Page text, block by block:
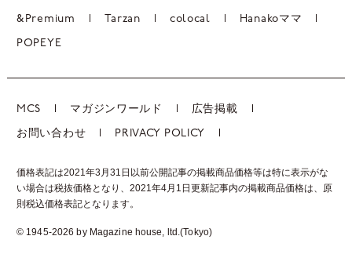
&Premium Tarzan colocal Hanakoママ
POPEYE
MCS マガジンワールド 広告掲載
お問い合わせ PRIVACY POLICY
価格表記は2021年3月31日以前公開記事の掲載商品価格等は特に表示がな
い場合は税抜価格となり、2021年4月1日更新記事内の掲載商品価格は、 原
則税込価格表記となります。
© 1945-2026 by Magazine house, ltd.(Tokyo)